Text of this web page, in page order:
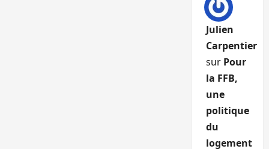
Julien
Carpentier
sur Pour
la FFB,
une
politique
du
logement